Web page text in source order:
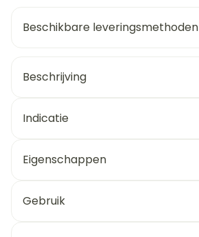
Beschikbare leveringsmethoden
Beschrijving
Indicatie
Eigenschappen
Gebruik